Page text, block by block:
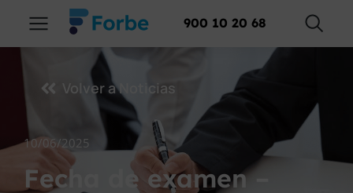
900 10 20 68
Volver a Noticias
10/06/2025
Fecha de examen –